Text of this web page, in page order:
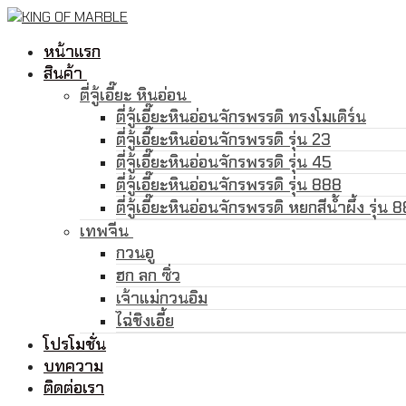
Skip
content
Menu
Close
หน้าแรก
สินค้า
ตี่จู้เอี๊ยะ หินอ่อน
ตี่จู้เอี๊ยะหินอ่อนจักรพรรดิ ทรงโมเดิร์น
ตี่จู้เอี๊ยะหินอ่อนจักรพรรดิ รุ่น 23
ตี่จู้เอี๊ยะหินอ่อนจักรพรรดิ รุ่น 45
ตี่จู้เอี๊ยะหินอ่อนจักรพรรดิ รุ่น 888
ตี่จู้เอี๊ยะหินอ่อนจักรพรรดิ หยกสีน้ำผึ้ง รุ่น
เทพจีน
กวนอู
ฮก ลก ซิ่ว
เจ้าแม่กวนอิม
ไฉ่ชิงเอี้ย
โปรโมชั่น
บทความ
ติดต่อเรา